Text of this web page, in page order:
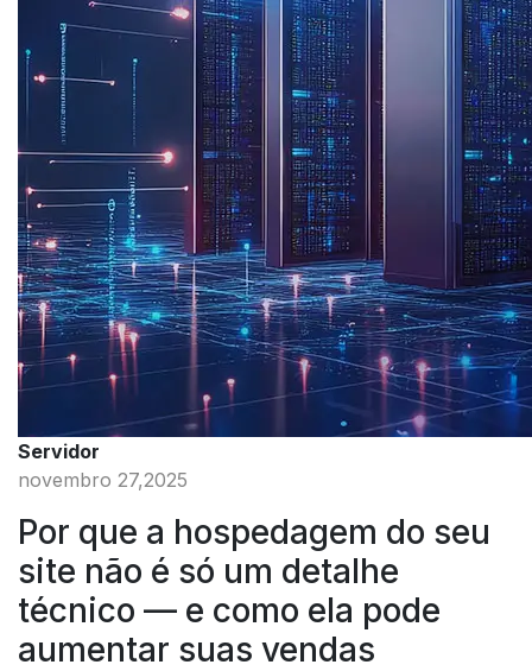
Servidor
novembro 27,2025
Por que a hospedagem do seu
site não é só um detalhe
técnico — e como ela pode
aumentar suas vendas